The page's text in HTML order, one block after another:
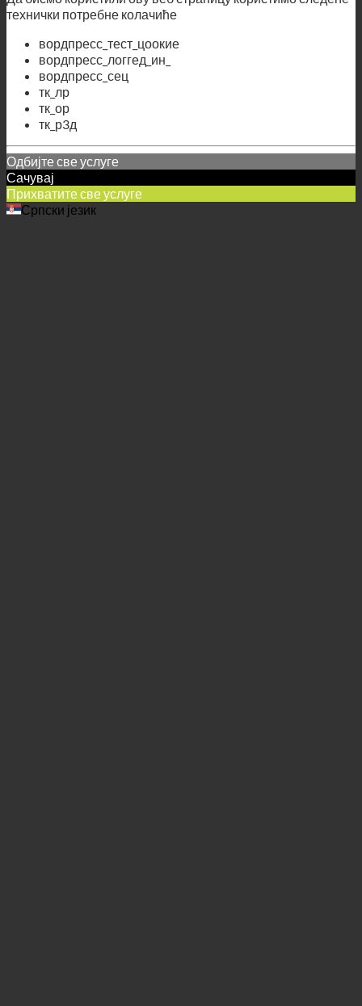
технички потребне колачиће
вордпресс_тест_цоокие
вордпресс_логгед_ин_
вордпресс_сец
тк_лр
тк_ор
тк_р3д
Одбијте све услуге
Сачувај
Прихватите све услуге
Српски језик